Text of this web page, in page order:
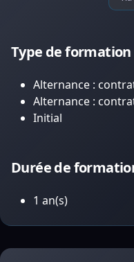
Type de formation
Alternance :
Alternance :
Initial
Durée de
1 an(s)